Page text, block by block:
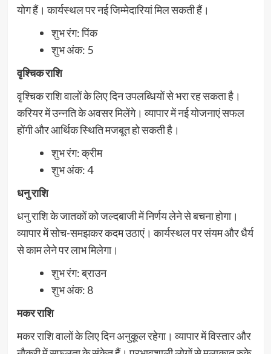
योग हैं। कार्यस्थल पर नई जिम्मेदारियां मिल सकती हैं।
शुभ रंग: पिंक
शुभ अंक: 5
वृश्चिक राशि
वृश्चिक राशि वालों के लिए दिन उपलब्धियों से भरा रह सकता है।
करियर में उन्नति के अवसर मिलेंगे। व्यापार में नई योजनाएं सफल
होंगी और आर्थिक स्थिति मजबूत हो सकती है।
शुभ रंग: क्रीम
शुभ अंक: 4
धनु राशि
धनु राशि के जातकों को जल्दबाजी में निर्णय लेने से बचना होगा।
व्यापार में सोच-समझकर कदम उठाएं। कार्यस्थल पर संयम और धैर्य
से काम लेने पर लाभ मिलेगा।
शुभ रंग: ब्राउन
शुभ अंक: 8
मकर राशि
मकर राशि वालों के लिए दिन अनुकूल रहेगा। व्यापार में विस्तार और